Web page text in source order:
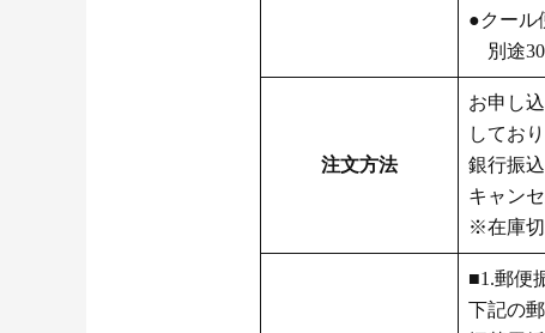
●クール
別途
注文方法
お申し
しており
銀行振
キャン
※在庫切
■1.郵便
下記の